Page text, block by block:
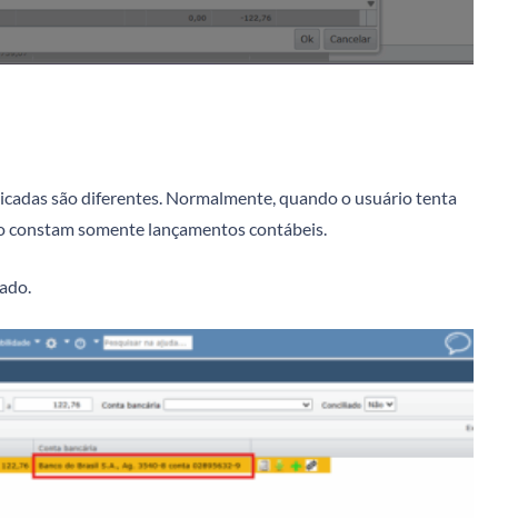
são diferentes. Normalmente, quando o usuário tenta
somente lançamentos contábeis.